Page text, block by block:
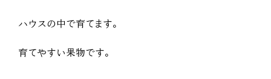
ハウスの中で育てます。
育てやすい果物です。